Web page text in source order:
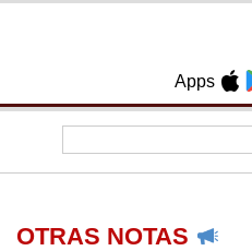
Apps
OTRAS NOTAS